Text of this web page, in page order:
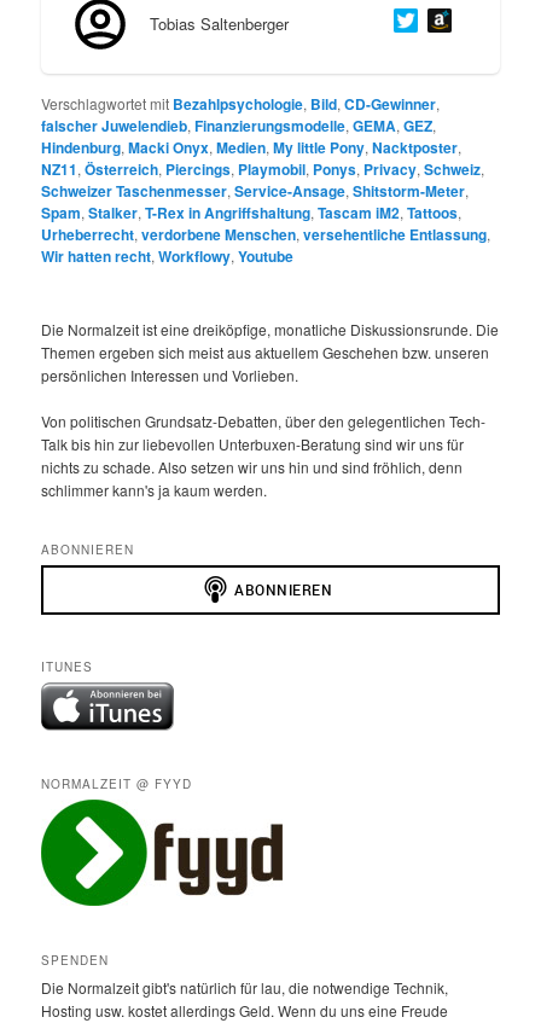
Tobias Saltenberger
Verschlagwortet mit Bezahlpsychologie, Bild,CD-Gewinner,
falscher Juwelendieb,Finanzierungsmodelle,GEMA,GEZ,
Hindenburg,Macki Onyx,Medien,My little Pony,Nacktposter,
NZ11,Österreich, Piercings, Playmobil, Ponys, Privacy,Schweiz,
Schweizer Taschenmesser,Service-Ansage,Shitstorm-Meter,
Spam,Stalker,T-Rex in Angriffshaltung,Tascam iM2,Tattoos,
Urheberrecht,verdorbene Menschen,versehentliche Entlassung,
Wir hatten recht,Workflowy,Youtube
Die Normalzeit ist eine dreiköpfige, monatliche Diskussionsrunde. Die
Themen ergeben sich meist aus aktuellem Geschehen bzw. unseren
persönlichen Interessen und Vorlieben.
Von politischen Grundsatz-Debatten, über den gelegentlichen Tech-
Talk bis hin zur liebevollen Unterbuxen-Beratung sind wir uns für
nichts zu schade. Also setzen wir uns hin und sind fröhlich, denn
schlimmer kann's ja kaum werden.
ABONNIEREN
ITUNES
NORMALZEIT @ FYYD
SPENDEN
Die Normalzeit gibt's natürlich für lau, die notwendige Technik,
Hosting usw. kostet allerdings Geld. Wenn du uns eine Freude